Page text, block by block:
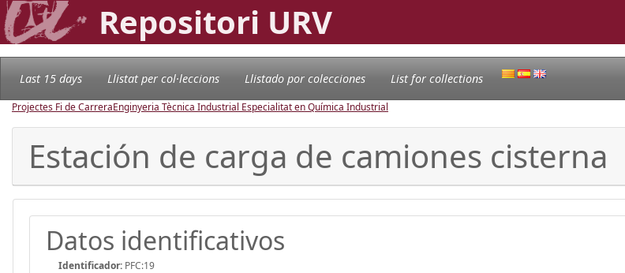
Repositori URV
Last 15 days Llistat per col·leccions Llistado por colecciones List for collections
Projectes Fi de CarreraEnginyeria Tècnica Industrial Especialitat en Química Industrial
Estación de carga de camiones cisterna
Datos identificativos
Identificador: PFC:19